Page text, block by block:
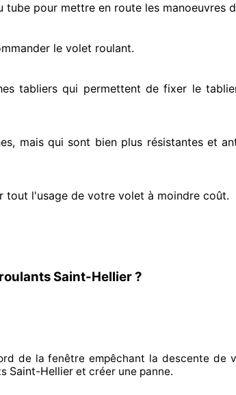
tube pour mettre en route les manoeuvres
le volet roulant.
tabliers qui permettent de fixer le
mais qui sont bien plus résistanteset
tout l'usage de votre volet à moindre coût.
Saint-Hellier ?
de la fenêtre empêchant la descente de
Saint-Hellier et créer une panne.